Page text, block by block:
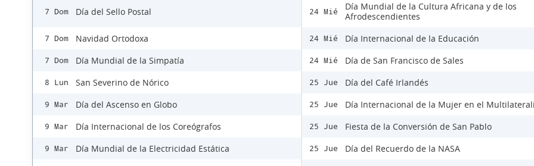
7 Dom Día del Sello Postal
7 Dom Navidad Ortodoxa
7 Dom Día Mundial de la Simpatía
8 Lun San Severino de Nórico
9 Mar Día del Ascenso en Globo
9 Mar Día Internacional de los Coreógrafos
9 Mar Día Mundial de la Electricidad Estática
24 Mié
Día Mundial de la Cultura Africana y de los
Afrodescendientes
24 Mié Día Internacional de la Educación
24 Mié Día de San Francisco de Sales
25 Jue Día del Café Irlandés
25 Jue Día Internacional de la Mujer en el
25 Jue Fiesta de la Conversión de San Pablo
25 Jue Día del Recuerdo de la NASA